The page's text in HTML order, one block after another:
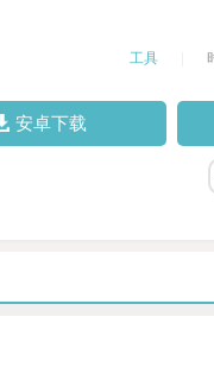
工具
安卓下载